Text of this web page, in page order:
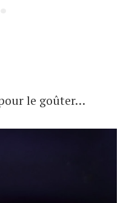
le goûter…